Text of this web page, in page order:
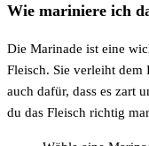
Wie mariniere ich
Die Marinade ist eine
Fleisch. Sie verleiht dem
auch dafür, dass es zart
du das Fleisch richtig